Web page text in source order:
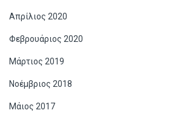
Απρίλιος 2020
Φεβρουάριος 2020
Μάρτιος 2019
Νοέμβριος 2018
Μάιος 2017